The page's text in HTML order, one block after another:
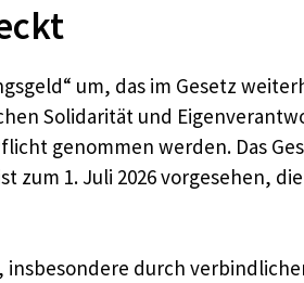
um, das im Gesetz
Solidarität und
genommen werden. Das
zum 1. Juli 2026 vorgesehen,
insbesondere durch